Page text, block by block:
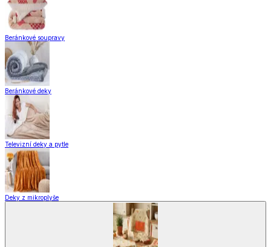
Beránkové soupravy
Beránkové deky
Televizní deky a pytle
Deky z mikroplyše